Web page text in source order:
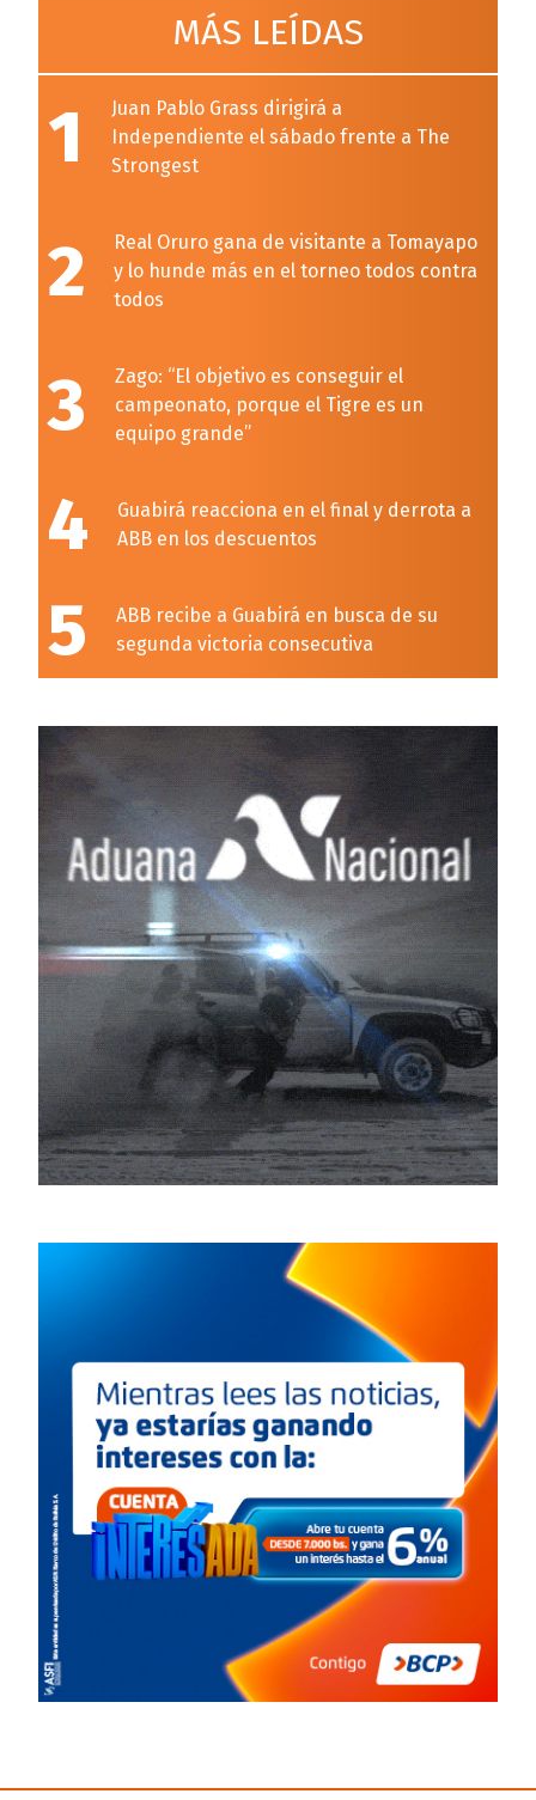
MÁS LEÍDAS
1
Juan Pablo Grass dirigirá a
Independiente el sábado frente a The
Strongest
2
Real Oruro gana de visitante a Tomayapo
y lo hunde más en el torneo todos contra
todos
3
Zago: “El objetivo es conseguir el
campeonato, porque el Tigre es un
equipo grande”
4
Guabirá reacciona en el final y derrota a
ABB en los descuentos
5
ABB recibe a Guabirá en busca de su
segunda victoria consecutiva